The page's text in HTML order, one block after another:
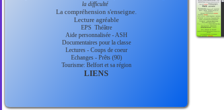
la difficulté
La compréhension s'enseigne.
Lecture agréable
EPS Théâtre
Aide personnalisée - ASH
Documentaires pour la classe
Lectures - Coups de coeur
Echanges - Prêts (90)
Tourisme: Belfort et sa région
LIENS